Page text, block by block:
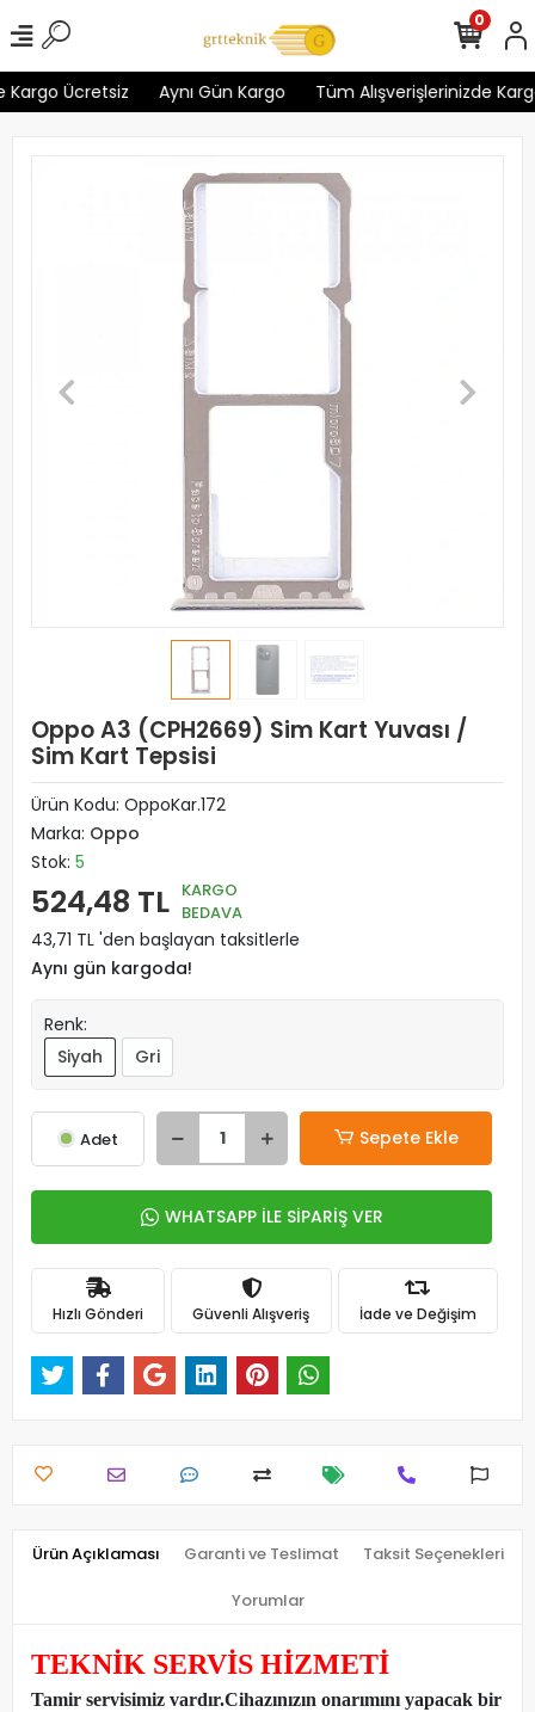
Ücretsiz Aynı Gün Kargo Tüm Alışverişlerinizde
0
Oppo A3 (CPH2669) Sim Kart Yuvası /
Sim Kart Tepsisi
Ürün Kodu: OppoKar.172
Marka: Oppo
Stok: 5
524,48 TL KARGO
BEDAVA
43,71 TL 'den başlayan taksitlerle
Aynı gün kargoda!
Renk:
Siyah
Gri
Adet Sepete Ekle
WHATSAPP İLE SİPARİŞ VER
Hızlı Gönderi Güvenli Alışveriş İade ve Değişim
Ürün Açıklaması Garanti ve Teslimat Taksit Seçenekleri
Yorumlar
TEKNİK SERVİS HİZMETİ
Tamir servisimiz vardır.Cihazınızın onarımını yapacak bir